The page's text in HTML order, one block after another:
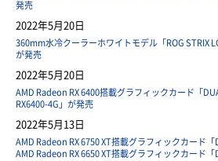
発売
2022年5月20日
360mm水冷クーラーホワイトモデル「ROG STRIX
が発売
2022年5月20日
AMD Radeon RX 6400搭載グラフィックカード「
RX6400-4G」が発売
2022年5月13日
AMD Radeon RX 6750 XT搭載グラフィックカード「
AMD Radeon RX 6650 XT搭載グラフィックカード